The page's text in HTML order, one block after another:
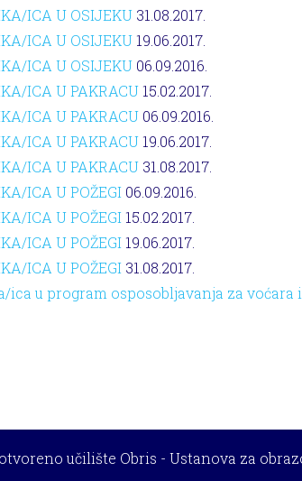
ICA U OSIJEKU 31.08.2017.
ICA U OSIJEKU 19.06.2017.
ICA U OSIJEKU 06.09.2016.
ICA U PAKRACU 15.02.2017.
ICA U PAKRACU 06.09.2016.
ICA U PAKRACU 19.06.2017.
ICA U PAKRACU 31.08.2017.
ICA U POŽEGI 06.09.2016.
ICA U POŽEGI 15.02.2017.
ICA U POŽEGI 19.06.2017.
ICA U POŽEGI 31.08.2017.
ica u program osposobljavanja za voćara
učilište Obris - Ustanova za